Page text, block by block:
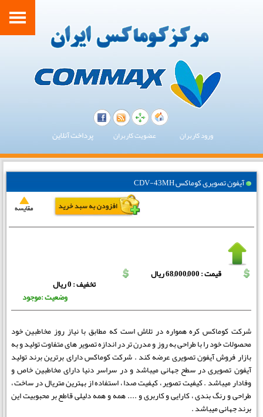
ورود کاربران عضویت کاربران پرداخت آنلاین
آیفون تصویری کوماکس CDV-43MH
قیمت : 68,000,000 ریال
تخفیف : 0 ریال
وضعیت :موجود
شرکت کوماکس کره همواره در تلاش است که مطابق با نیاز روز مخاطبین خود
محصولات خود را با طراحی به روز و مدرن تر در اندازه تصویر های متفاوت تولید و به
بازار فروش آیفون تصویری عرضه کند . شرکت کوماکس دارای برترین برند تولید
آیفون تصویری در سطح جهانی میباشد و در سراسر دنیا دارای مخاطبین خاص و
وفادار میباشد . کیفیت تصویر ، کیفیت صدا ، استفاده از بهترین متریال در ساخت ،
طراحی و رنگ بندی ، کارایی و کاربری و .... همه و همه دلیلی قاطع بر محبوبیت این
برند جهانی میباشد .